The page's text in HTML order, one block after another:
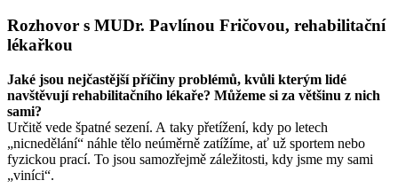
Rozhovor s MUDr. Pavlínou Fričovou, rehabilitační
lékařkou
Jaké jsou nejčastější příčiny problémů, kvůli kterým lidé
navštěvují rehabilitačního lékaře? Můžeme si za většinu z nich
sami?
Určitě vede špatné sezení. A taky přetížení, kdy po letech
„nicnedělání“ náhle tělo neúměrně zatížíme, ať už sportem nebo
fyzickou prací. To jsou samozřejmě záležitosti, kdy jsme my sami
„viníci“.